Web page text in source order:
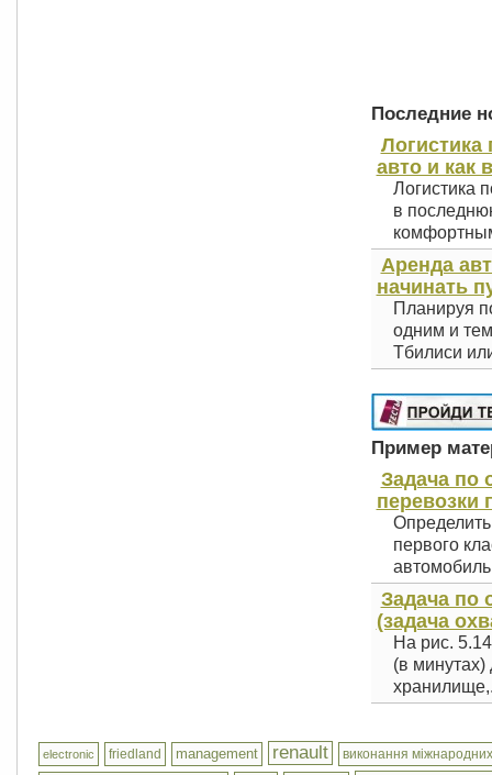
Последние
Логистика
авто и как
Логистика
в
Аренда
начинать
Планируя
одним и
Тбилиси
Пример
Задача по
перевозки
первого
Задача по
(задача
На рис.
(в минутах)
electronic friedland management renault
виконання